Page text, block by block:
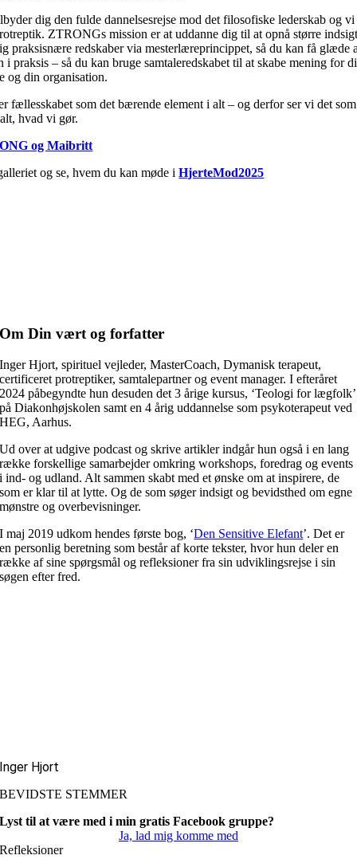
dig den fulde dannelsesrejse mod det filosofiske lederskab og
ZTRONGs mission er at uddanne dig til at opnå større
praksisnære redskaber via mesterlæreprincippet, så du kan få glæde
i praksis – så du kan bruge samtaleredskabet til at skabe mening for
og din organisation.
fællesskabet som det bærende element i alt – og derfor ser vi det
hvad vi gør.
og Maibritt
og se, hvem du kan møde iHjerteMod2025
Om Din vært og forfatter
Inger Hjort, spirituel vejleder, MasterCoach, Dymanisk terapeut,
certificeret protreptiker, samtalepartner og event manager. I efteråret
2024 påbegyndte hun desuden det 3 årige kursus, ‘Teologi for lægfolk’
på Diakonhøjskolen samt en 4 årig uddannelse som psykoterapeut ved
HEG, Aarhus.
Ud over at udgive podcast og skrive artikler indgår hun også i en lang
række forskellige samarbejder omkring workshops, foredrag og events
i ind- og udland. Alt sammen skabt med et ønske om at inspirere, de
som er klar til at lytte. Og de som søger indsigt og bevidsthed om egne
mønstre og overbevisninger.
I maj 2019 udkom hendes første bog, ‘Den Sensitive Elefant’. Det er
en personlig beretning som består af korte tekster, hvor hun deler en
række af sine spørgsmål og refleksioner fra sin udviklingsrejse i sin
søgen efter fred.
Inger Hjort
BEVIDSTE STEMMER
Lyst til at være med i min gratis Facebook gruppe?
Ja, lad mig komme med
Refleksioner